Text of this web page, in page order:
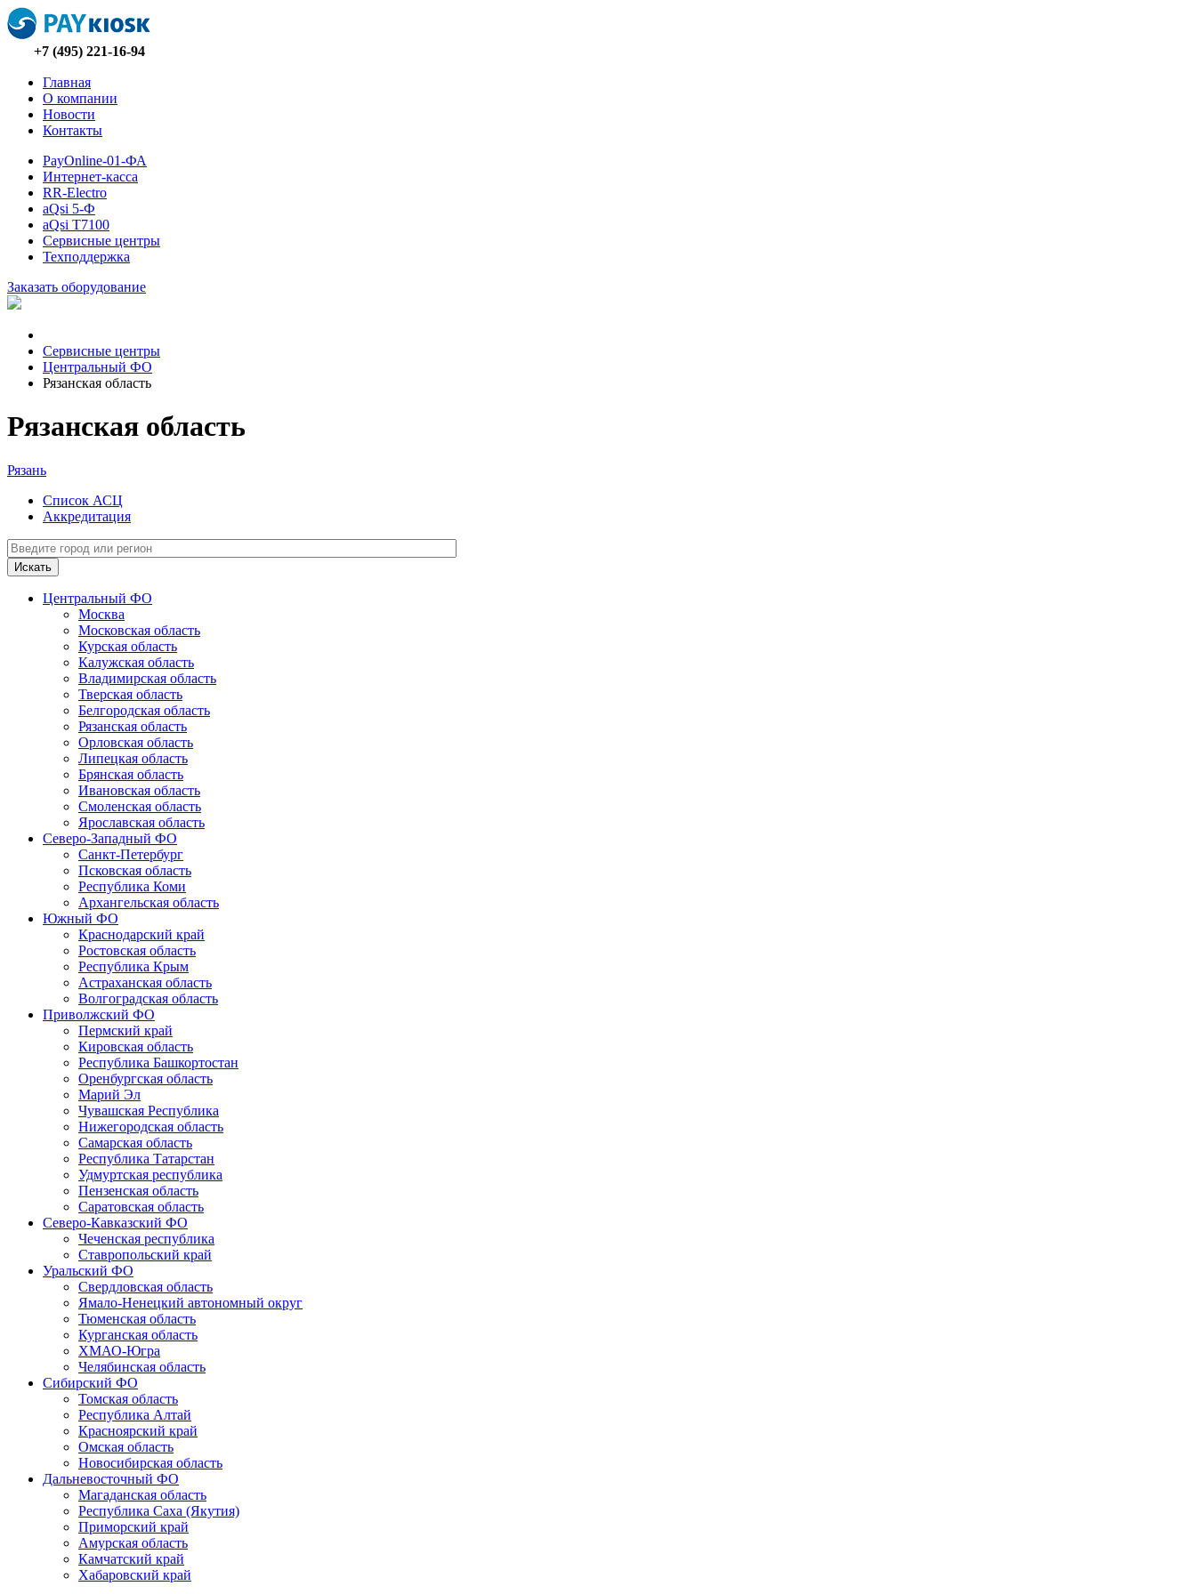
+7 (495) 221-16-94
Главная
О компании
Новости
Контакты
PayOnline-01-ФА
Интернет-касса
RR-Electro
aQsi 5-Ф
aQsi T7100
Сервисные центры
Техподдержка
Заказать оборудование
Сервисные центры
Центральный ФО
Рязанская область
Рязанская область
Рязань
Список АСЦ
Аккредитация
Искать
Центральный ФО
Москва
Московская область
Курская область
Калужская область
Владимирская область
Тверская область
Белгородская область
Рязанская область
Орловская область
Липецкая область
Брянская область
Ивановская область
Смоленская область
Ярославская область
Северо-Западный ФО
Санкт-Петербург
Псковская область
Республика Коми
Архангельская область
Южный ФО
Краснодарский край
Ростовская область
Республика Крым
Астраханская область
Волгоградская область
Приволжский ФО
Пермский край
Кировская область
Республика Башкортостан
Оренбургская область
Марий Эл
Чувашская Республика
Нижегородская область
Самарская область
Республика Татарстан
Удмуртская республика
Пензенская область
Саратовская область
Северо-Кавказский ФО
Чеченская республика
Ставропольский край
Уральский ФО
Свердловская область
Ямало-Ненецкий автономный округ
Тюменская область
Курганская область
ХМАО-Югра
Челябинская область
Сибирский ФО
Томская область
Республика Алтай
Красноярский край
Омская область
Новосибирская область
Дальневосточный ФО
Магаданская область
Республика Саха (Якутия)
Приморский край
Амурская область
Камчатский край
Хабаровский край